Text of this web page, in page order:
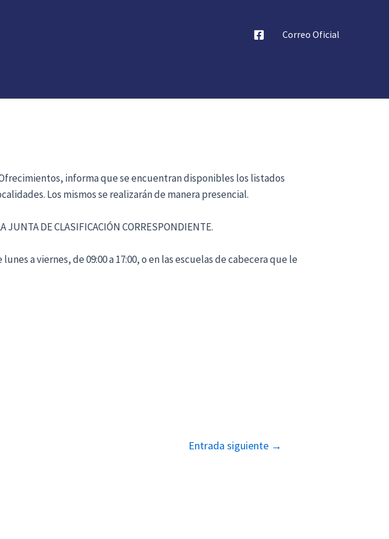
Correo Oficial
informa que se encuentran disponibles los listados
Los mismos se realizarán de manera presencial.
JUNTA DE CLASIFICACIÓN CORRESPONDIENTE.
a viernes, de 09:00 a 17:00, o en las escuelas de cabecera que le
Entrada siguiente →